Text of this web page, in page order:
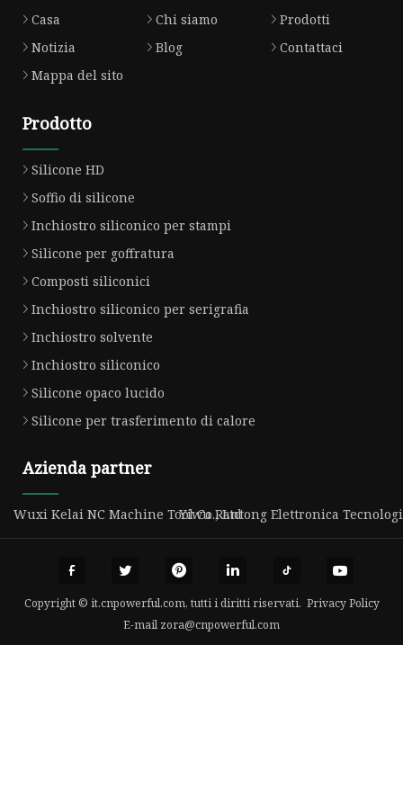
Casa Chi siamo
Prodotti
Notizia
Blog
Contattaci
Mappa del sito
Prodotto
Silicone HD
Soffio di silicone
Inchiostro siliconico per stampi
Silicone per goffratura
Composti siliconici
Inchiostro siliconico per serigrafia
Inchiostro solvente
Inchiostro siliconico
Silicone opaco lucido
Silicone per trasferimento di calore
Azienda partner
Wuxi Kelai NC Machine Tool Co., LtdYiwu Rantong Elettronica
Copyright © it.cnpowerful.com, tutti i diritti riservati. Privacy Policy
E-mail zora@cnpowerful.com